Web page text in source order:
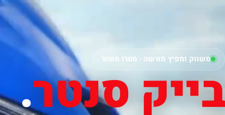
משווק ומפיץ מורשה · מטרו מוטור
בייק סנטר.